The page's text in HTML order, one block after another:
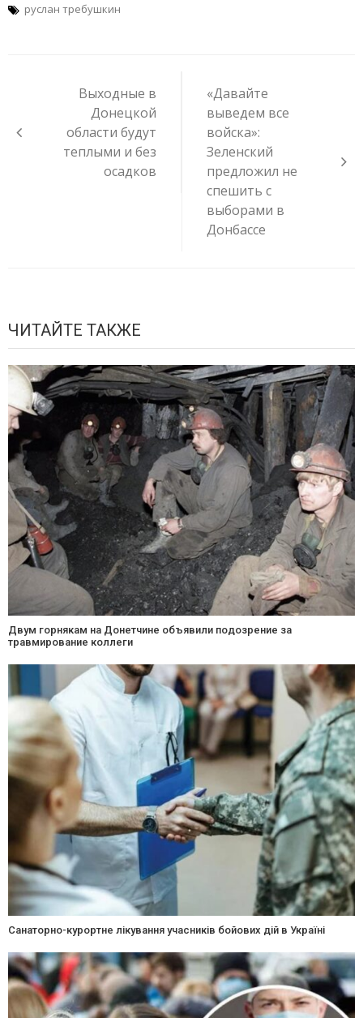
руслан требушкин
записям
Выходные в
Донецкой
области будут
теплыми и без
осадков
«Давайте
выведем все
войска»:
Зеленский
предложил не
спешить с
выборами в
Донбассе
ЧИТАЙТЕ ТАКЖЕ
Двум горнякам на Донетчине объявили подозрение за
травмирование коллеги
Санаторно-курортне лікування учасників бойових дій в Україні